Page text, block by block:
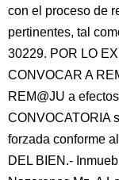
con el proceso de
pertinentes, tal
30229. POR LO
CONVOCAR A
REM@JU a
CONVOCATORIA
forzada conforme
DEL BIEN.-